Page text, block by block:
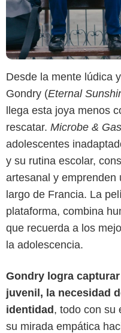
Desde la mente lúdica
Gondry (Eternal
llega esta joya menos
rescatar. Microbe &
adolescentes
y su rutina escolar,
artesanal y emprenden
largo de Francia. La
plataforma, combina
que recuerda a los
la adolescencia.
Gondry logra
juvenil, la necesidad
identidad, todo con su
su mirada empática